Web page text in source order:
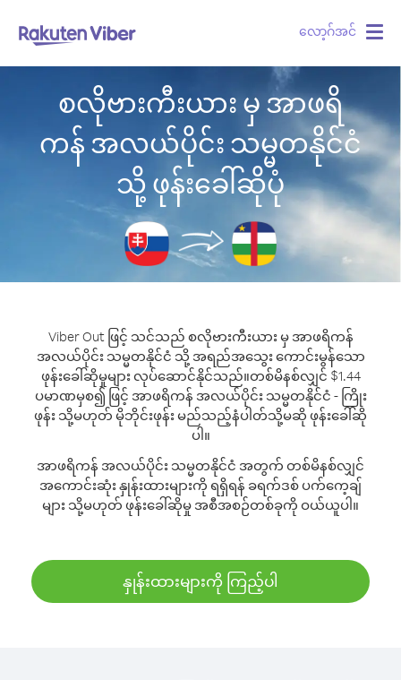
လော့ဂ်အင်
စလိုဗားကီးယား မှ အာဖရိ
ကန် အလယ်ပိုင်း သမ္မတနိုင်ငံ
သို့ ဖုန်းခေါ်ဆိုပုံ
Viber Out ဖြင့် သင်သည် စလိုဗားကီးယား မှ အာဖရိကန်
အလယ်ပိုင်း သမ္မတနိုင်ငံ သို့ အရည်အသွေး ကောင်းမွန်သော
ဖုန်းခေါ်ဆိုမှုများ လုပ်ဆောင်နိုင်သည်။တစ်မိနစ်လျှင် $1.44
ပမာဏမှစ၍ ဖြင့် အာဖရိကန် အလယ်ပိုင်း သမ္မတနိုင်ငံ - ကြိုး
ဖုန်း သို့မဟုတ် မိုဘိုင်းဖုန်း မည်သည့်နံပါတ်သို့မဆို ဖုန်းခေါ်ဆို
ပါ။
အာဖရိကန် အလယ်ပိုင်း သမ္မတနိုင်ငံ အတွက် တစ်မိနစ်လျှင်
အကောင်းဆုံး နှုန်းထားများကို ရရှိရန် ခရက်ဒစ် ပက်ကေ့ချ်
များ သို့မဟုတ် ဖုန်းခေါ်ဆိုမှု အစီအစဉ်တစ်ခုကို ဝယ်ယူပါ။
နှုန်းထားများကို ကြည့်ပါ